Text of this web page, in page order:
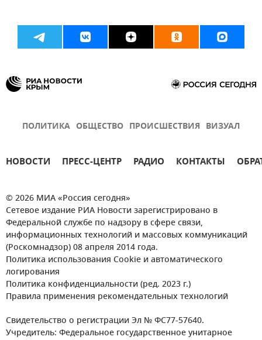
ПОЛИТИКА ОБЩЕСТВО ПРОИСШЕСТВИЯ ВИЗУАЛ
НОВОСТИ ПРЕСС-ЦЕНТР РАДИО КОНТАКТЫ
© 2026 МИА «Россия сегодня»
Сетевое издание РИА Новости зарегистрировано в
Федеральной службе по надзору в сфере связи,
информационных технологий и массовых коммуникаций
(Роскомнадзор) 08 апреля 2014 года.
Политика использования Cookie и автоматического
логирования
Политика конфиденциальности (ред. 2023 г.)
Правила применения рекомендательных технологий
Свидетельство о регистрации Эл № ФС77-57640.
Учредитель: Федеральное государственное унитарное